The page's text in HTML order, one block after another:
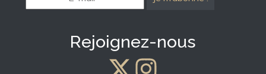
*
Rejoignez-nous